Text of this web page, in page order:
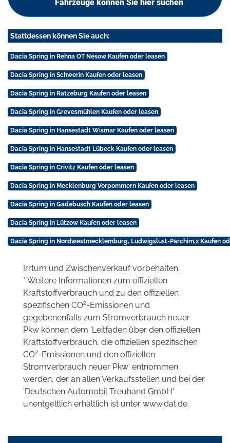
Fahrzeuge können Sie hier suchen
Stattdessen können Sie auch:
Dacia Spring in Rehna OT Nesow Kaufen oder leasen
Dacia Spring in Schwerin Kaufen oder leasen
Dacia Spring in Ratzeburg Kaufen oder leasen
Dacia Spring in Grevesmühlen Kaufen oder leasen
Dacia Spring in Hansestadt Wismar Kaufen oder leasen
Dacia Spring in Hansestadt Lübeck Kaufen oder leasen
Dacia Spring in Crivitz Kaufen oder leasen
Dacia Spring in Mecklenburg Vorpommern Kaufen oder leasen
Dacia Spring in Gadebusch Kaufen oder leasen
Dacia Spring in Lützow Kaufen oder leasen
Dacia Spring in Nordwestmecklemburg, Ludwigslust-Parchim,x Kaufen
Irrtum und Zwischenverkauf vorbehalten.
* Weitere Informationen zum offiziellen
Kraftstoffverbrauch und zu den offiziellen
spezifischen CO2-Emissionen und
gegebenenfalls zum Stromverbrauch neuer
Pkw können dem 'Leitfaden über den offiziellen
Kraftstoffverbrauch, die offiziellen spezifischen
CO2-Emissionen und den offiziellen
Stromverbrauch neuer Pkw' entnommen
werden, der an allen Verkaufsstellen und bei der
'Deutschen Automobil Treuhand GmbH'
unentgeltlich erhältlich ist unter www.dat.de.